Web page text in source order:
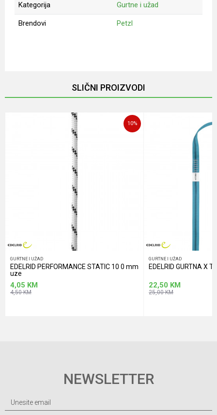
Kategorija
Gurtne i užad
Brendovi Petzl
SLIČNI PROIZVODI
10%
GURTNE I UŽAD
EDELRID PERFORMANCE STATIC 10 0 mm
uze
4,05 KM
4,50KM
GURTNE I UŽAD
EDELRID GURTNA X
22,50 KM
25,00KM
NEWSLETTER